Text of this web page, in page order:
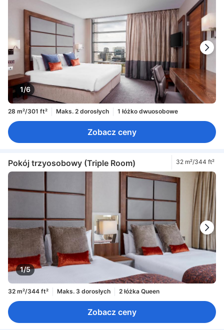
1/6
28 m²/301 ft² Maks. 2 dorosłych 1 łóżko dwuosobowe
Zobacz ceny
Pokój trzyosobowy (Triple Room) 32 m²/344 ft²
1/5
32 m²/344 ft² Maks. 3 dorosłych 2 łóżka Queen
Zobacz ceny